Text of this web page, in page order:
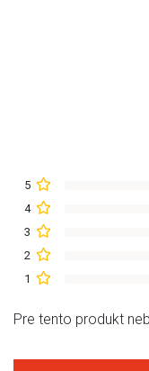
5
4
3
2
1
Pre tento produkt